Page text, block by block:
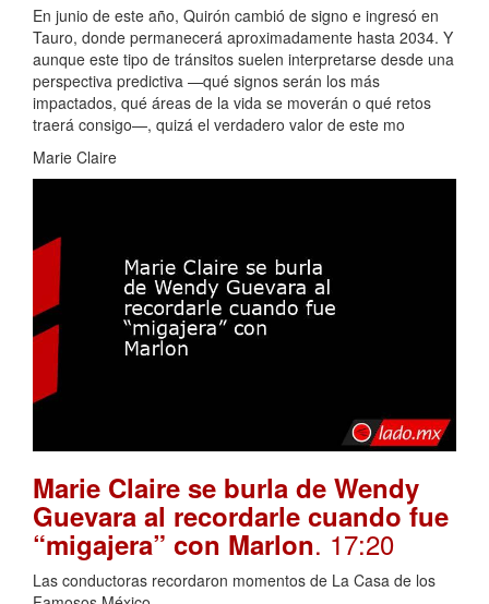
En junio de este año, Quirón cambió de signo e ingresó en
Tauro, donde permanecerá aproximadamente hasta 2034. Y
aunque este tipo de tránsitos suelen interpretarse desde una
perspectiva predictiva —qué signos serán los más
impactados, qué áreas de la vida se moverán o qué retos
traerá consigo—, quizá el verdadero valor de este mo
Marie Claire
Marie Claire se burla de Wendy
Guevara al recordarle cuando fue
“migajera” con Marlon. 17:20
Las conductoras recordaron momentos de La Casa de los